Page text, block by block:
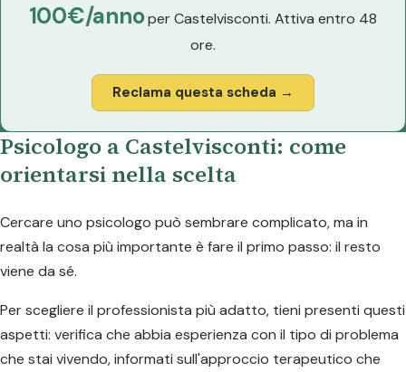
100€/annoper Castelvisconti. Attiva entro 48
ore.
Reclama questa scheda →
Psicologo a Castelvisconti: come
orientarsi nella scelta
Cercare uno psicologo può sembrare complicato, ma in
realtà la cosa più importante è fare il primo passo: il resto
viene da sé.
Per scegliere il professionista più adatto, tieni presenti questi
aspetti: verifica che abbia esperienza con il tipo di problema
che stai vivendo, informati sull'approccio terapeutico che